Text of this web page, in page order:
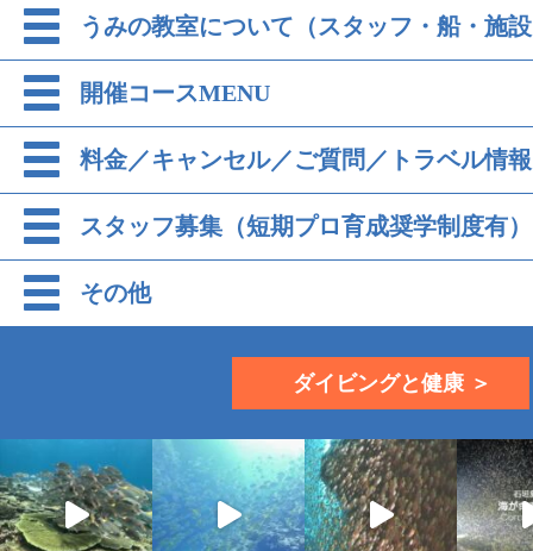
うみの教室について（スタッフ・船・施
開催コースMENU
料金／キャンセル／ご質問／トラベル情報
スタッフ募集（短期プロ育成奨学制度有）
その他
ダイビングと健康 ＞